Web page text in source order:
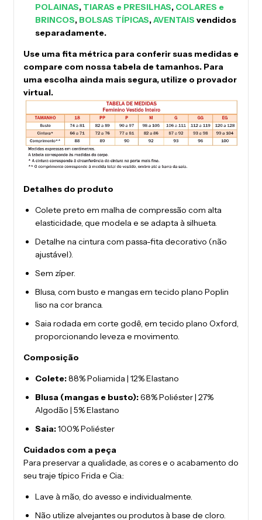
POLAINAS, TIARAS e PRESILHAS, COLARES e
BRINCOS, BOLSAS TÍPICAS,AVENTAIS vendidos
separadamente.
Use uma fita métrica para conferir suas medidas e
compare com nossa tabela de tamanhos. Para
uma escolha ainda mais segura, utilize o provador
virtual.
Detalhes do produto
Colete preto em malha de compressão com alta
elasticidade, que modela e se adapta à silhueta.
Detalhe na cintura com passa-fita decorativo (não
ajustável).
Sem zíper.
Blusa, com busto e mangas em tecido plano Poplin
liso na cor branca.
Saia rodada em corte godê, em tecido plano Oxford,
proporcionando leveza e movimento.
Composição
Colete:88% Poliamida | 12% Elastano
Blusa (mangas e busto):68% Poliéster | 27%
Algodão | 5% Elastano
Saia:100% Poliéster
Cuidados com a peça
Para preservar a qualidade, as cores e o acabamento do
seu traje típico Frida e Cia.:
Lave à mão, do avesso e individualmente.
Não utilize alvejantes ou produtos à base de cloro.